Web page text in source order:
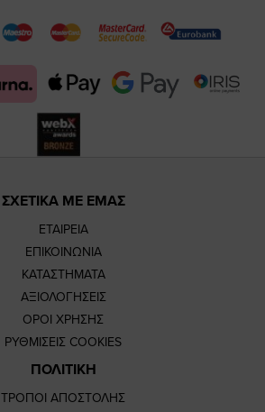
pagepage
page
TikTok
page
ΣΧΕΤΙΚΑ ΜΕ ΕΜΑΣ
ΕΤΑΙΡΕΙΑ
ΕΠΙΚΟΙΝΩΝΙΑ
ΚΑΤΑΣΤΗΜΑΤΑ
ΑΞΙΟΛΟΓΗΣΕΙΣ
ΟΡΟΙ ΧΡΗΣΗΣ
ΡΥΘΜΙΣΕΙΣ COOKIES
ΠΟΛΙΤΙΚΗ
ΤΡΟΠΟΙ ΑΠΟΣΤΟΛΗΣ